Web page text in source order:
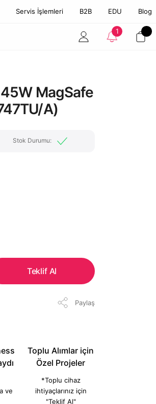
Servis İşlemleri B2B EDU Blog
1
MagSafe
A)
Stok Durumu:
Teklif Al
Paylaş
ve
Toplu Alımlar için
Özel Projeler
*Toplu cihaz
ihtiyaçlarınız için
"Teklif Al"